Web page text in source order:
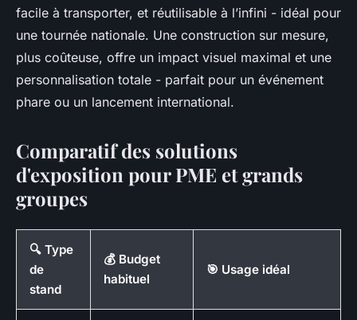
facile à transporter, et réutilisable à l’infini - idéal pour
une tournée nationale. Une construction sur mesure,
plus coûteuse, offre un impact visuel maximal et une
personnalisation totale - parfait pour un événement
phare ou un lancement international.
Comparatif des solutions
d'exposition pour PME et grands
groupes
🔍 Type
de
stand
💰 Budget
habituel
🎯 Usage idéal